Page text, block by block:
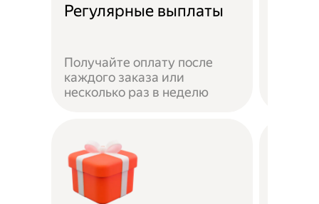
Регулярные выплаты
Получайте оплату после
каждого заказа или
несколько раз в неделю